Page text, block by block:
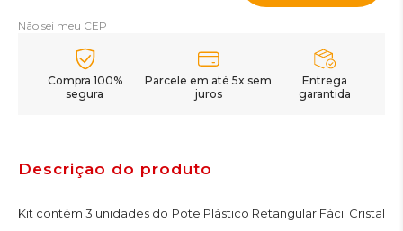
Não sei meu CEP
Compra 100%
segura
Parcele em até 5x sem
juros
Entrega
garantida
Descrição do produto
Kit contém 3 unidades do Pote Plástico Retangular Fácil Cristal